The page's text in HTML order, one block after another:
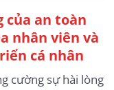
của an toàn
nhân viên và
cá nhân
cường sự hài lòng